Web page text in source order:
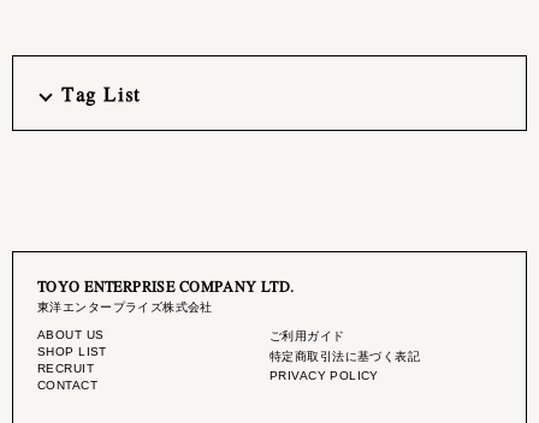
Tag List
TOYO ENTERPRISE COMPANY LTD.
東洋エンタープライズ株式会社
ABOUT US
SHOP LIST
RECRUIT
CONTACT
ご利用ガイド
特定商取引法に基づく表記
PRIVACY POLICY